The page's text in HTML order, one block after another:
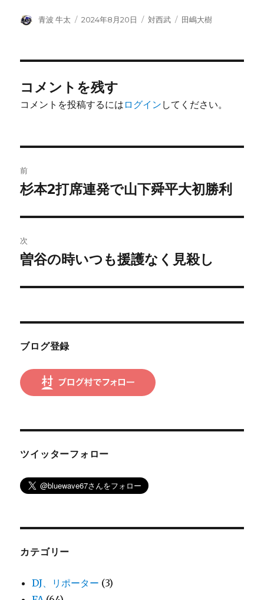
投
青波 牛太
投
2024年8月20日
カ
対西武
タ
田嶋大樹
コメントを残す
コメントを投稿するには ログイン してください。
稿
ビ
ゲ
ー
前
前
投
稿:
杉本2打席連発で山下舜平大初勝利
次
次
投
曽谷の時いつも援護なく見殺し
ブログ登録
ツイッターフォロー
カテゴリー
DJ、リポーター (3)